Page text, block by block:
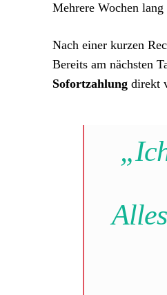
Mehrere Wochen
Nach einer kurzen
Bereits am nächsten
Sofortzahlung direkt